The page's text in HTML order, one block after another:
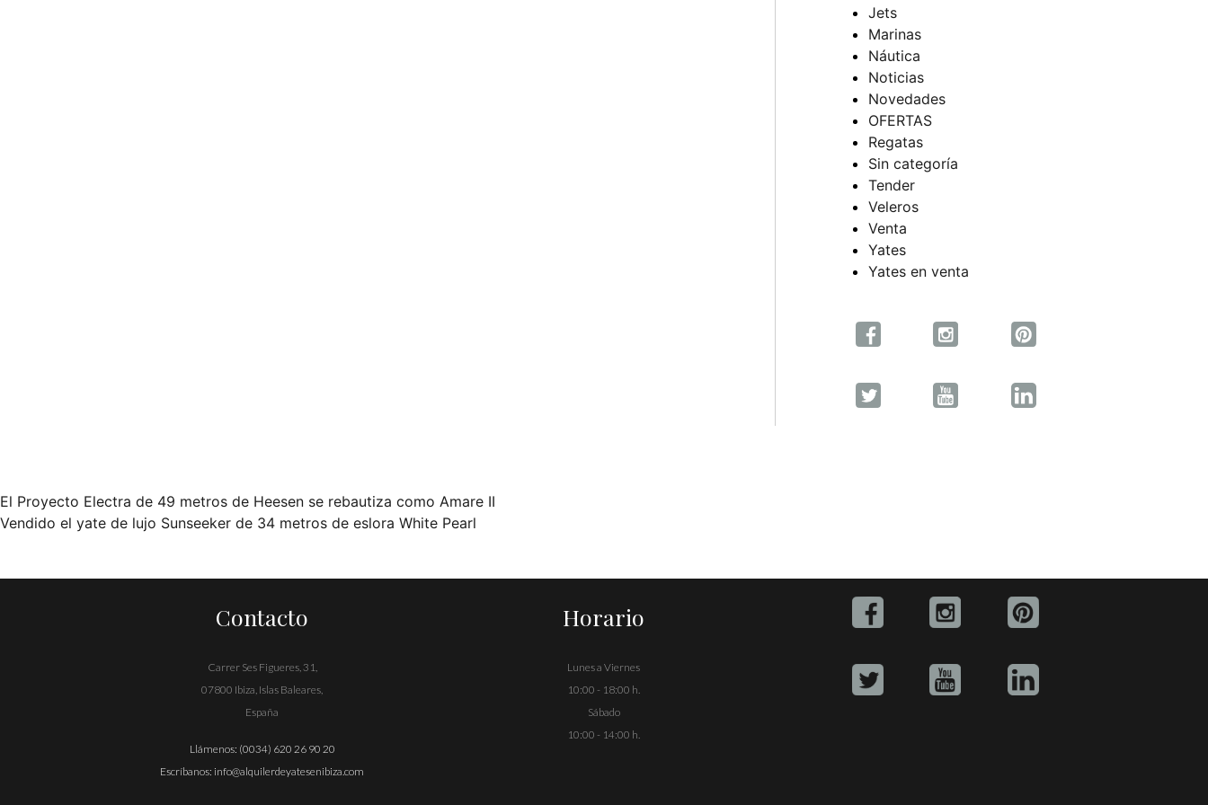
Jets
Marinas
Náutica
Noticias
Novedades
OFERTAS
Regatas
Sin categoría
Tender
Veleros
Venta
Yates
Yates en venta
Navegación
de
El Proyecto Electra de 49 metros de Heesen se rebautiza como Amare II
Vendido el yate de lujo Sunseeker de 34 metros de eslora White Pearl
Contacto
Carrer Ses Figueres, 31,
07800 Ibiza, Islas Baleares,
España
Llámenos: (0034) 620 26 90 20
Escríbanos: info@alquilerdeyatesenibiza.com
Horario
Lunes a Viernes
10:00 - 18:00 h.
Sábado
10:00 - 14:00 h.